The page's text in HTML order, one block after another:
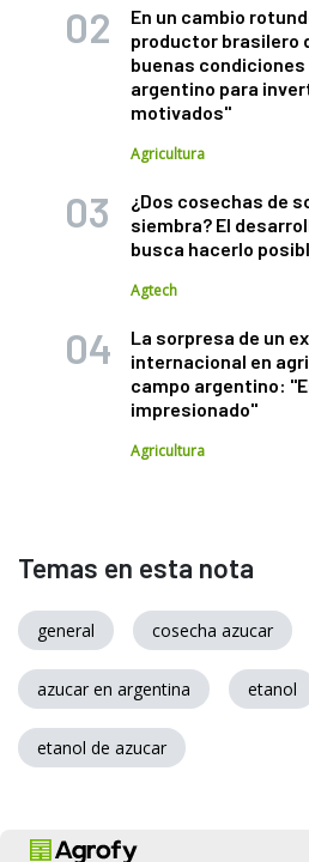
En un cambio
productor brasilero
buenas condiciones
argentino para
motivados"
Agricultura
¿Dos cosechas de
siembra? El
busca hacerlo
Agtech
La sorpresa de un
internacional en
campo argentino:
impresionado"
Agricultura
Temas en esta nota
general cosecha azucar
azucar en argentina etanol
etanol de azucar